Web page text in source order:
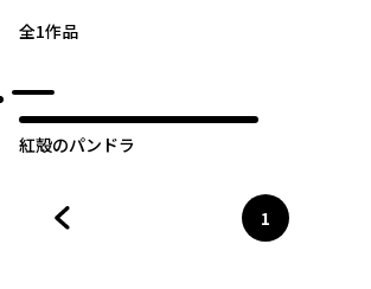
全1作品
紅殻のパンドラ
ページ
1
へ